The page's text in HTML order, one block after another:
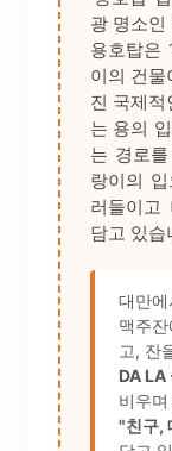
광 명소
용호탑은
이의 건물
진 국제
는 용의
는 경로
랑이의
러들이고
담고 있습
대만
맥주
고, 잔
DA
비우
"친구,